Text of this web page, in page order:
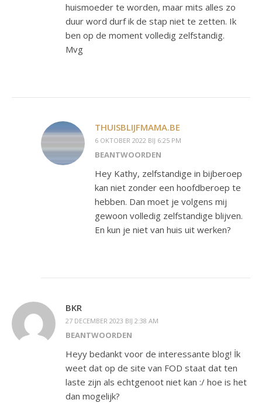
huismoeder te worden, maar mits alles zo
duur word durf ik de stap niet te zetten. Ik
ben op de moment volledig zelfstandig.
Mvg
THUISBLIJFMAMA.BE
6 OKTOBER 2022 BIJ 6:25 PM
BEANTWOORDEN
Hey Kathy, zelfstandige in bijberoep
kan niet zonder een hoofdberoep te
hebben. Dan moet je volgens mij
gewoon volledig zelfstandige blijven.
En kun je niet van huis uit werken?
BKR
27 DECEMBER 2023 BIJ 2:38 AM
BEANTWOORDEN
Heyy bedankt voor de interessante blog! İk
weet dat op de site van FOD staat dat ten
laste zijn als echtgenoot niet kan :/ hoe is het
dan mogelijk?